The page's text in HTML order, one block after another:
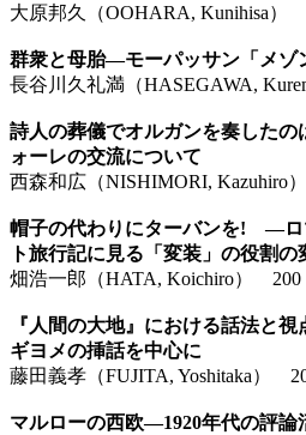
大原邦久（OOHARA, Kunihisa）
群衆と母胎―モーパッサン「メゾ
長谷川久礼満（HASEGAWA,
詩人の葬儀でオルガンを奏した
ォーレの交流について
西森和広（NISHIMORI, Kazuhiro
帽子の代わりにターバンを! ―ロ
ト旅行記に見る「変装」の役割の
畑浩一郎（HATA, Koichiro） 200
『人間の大地』における話法と
ギヨメの挿話を中心に
藤田義孝（FUJITA, Yoshitaka）
マルローの西欧―1920年代の評論